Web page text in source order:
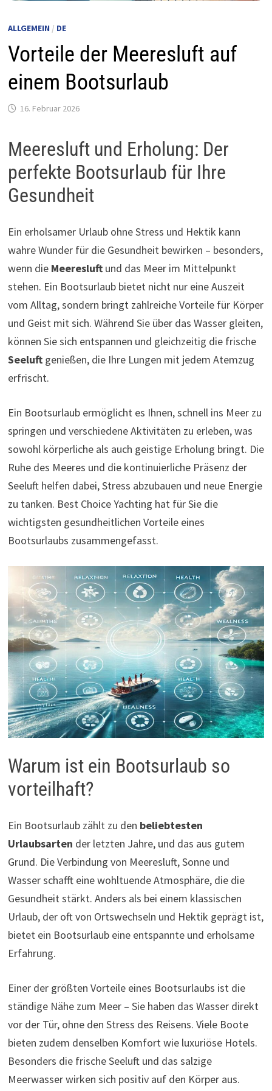
ALLGEMEIN / DE
Vorteile der Meeresluft auf
einem Bootsurlaub
16. Februar 2026
Meeresluft und Erholung: Der
perfekte Bootsurlaub für Ihre
Gesundheit
Ein erholsamer Urlaub ohne Stress und Hektik kann
wahre Wunder für die Gesundheit bewirken – besonders,
wenn die Meeresluftund das Meer im Mittelpunkt
stehen. Ein Bootsurlaub bietet nicht nur eine Auszeit
vom Alltag, sondern bringt zahlreiche Vorteile für Körper
und Geist mit sich. Während Sie über das Wasser gleiten,
können Sie sich entspannen und gleichzeitig die frische
Seeluftgenießen, die Ihre Lungen mit jedem Atemzug
erfrischt.
Ein Bootsurlaub ermöglicht es Ihnen, schnell ins Meer zu
springen und verschiedene Aktivitäten zu erleben, was
sowohl körperliche als auch geistige Erholung bringt. Die
Ruhe des Meeres und die kontinuierliche Präsenz der
Seeluft helfen dabei, Stress abzubauen und neue Energie
zu tanken. Best Choice Yachting hat für Sie die
wichtigsten gesundheitlichen Vorteile eines
Bootsurlaubs zusammengefasst.
Warum ist ein Bootsurlaub so
vorteilhaft?
Ein Bootsurlaub zählt zu den beliebtesten
Urlaubsarten der letzten Jahre, und das aus gutem
Grund. Die Verbindung von Meeresluft, Sonne und
Wasser schafft eine wohltuende Atmosphäre, die die
Gesundheit stärkt. Anders als bei einem klassischen
Urlaub, der oft von Ortswechseln und Hektik geprägt ist,
bietet ein Bootsurlaub eine entspannte und erholsame
Erfahrung.
Einer der größten Vorteile eines Bootsurlaubs ist die
ständige Nähe zum Meer – Sie haben das Wasser direkt
vor der Tür, ohne den Stress des Reisens. Viele Boote
bieten zudem denselben Komfort wie luxuriöse Hotels.
Besonders die frische Seeluft und das salzige
Meerwasser wirken sich positiv auf den Körper aus.